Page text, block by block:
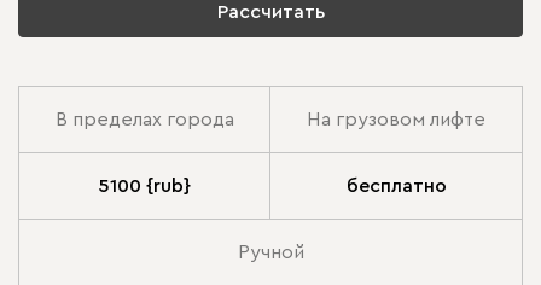
Рассчитать
В пределах города На грузовом лифте
5100 {rub} бесплатно
Ручной